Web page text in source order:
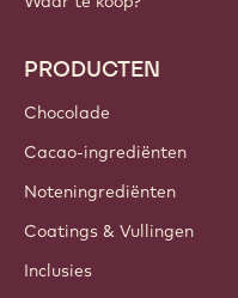
PRODUCTEN
Chocolade
Cacao-ingrediënten
Noteningrediënten
Coatings & Vullingen
Inclusies